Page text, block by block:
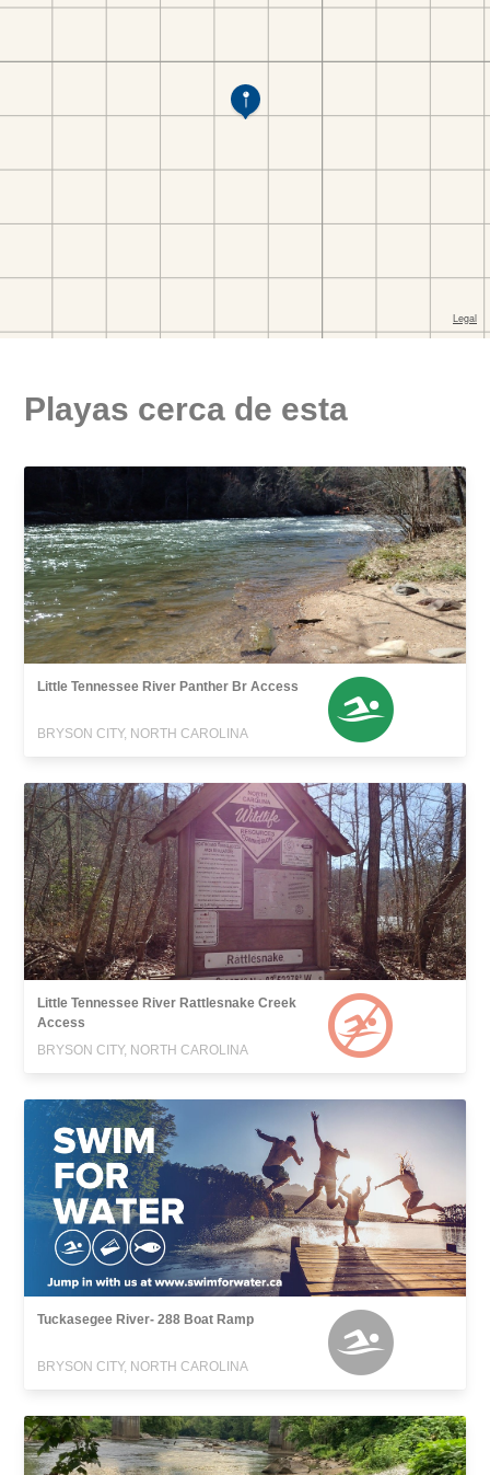
Playas cerca de esta
Little Tennessee River Panther Br Access
BRYSON CITY, NORTH CAROLINA
Little Tennessee River Rattlesnake Creek
Access
BRYSON CITY, NORTH CAROLINA
Tuckasegee River- 288 Boat Ramp
BRYSON CITY, NORTH CAROLINA